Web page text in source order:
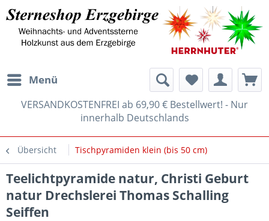
Menü
VERSANDKOSTENFREI ab 69,90 € Bestellwert! - Nur
innerhalb Deutschlands
Übersicht Tischpyramiden klein (bis 50 cm)
Teelichtpyramide natur, Christi Geburt
natur Drechslerei Thomas Schalling
Seiffen